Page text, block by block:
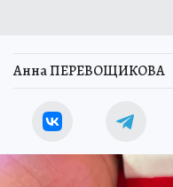
Анна ПЕРЕВОЩИКОВА